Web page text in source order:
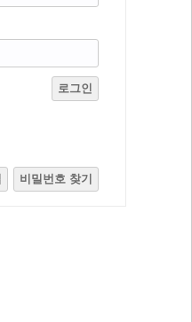
로그인
비밀번호 찾기